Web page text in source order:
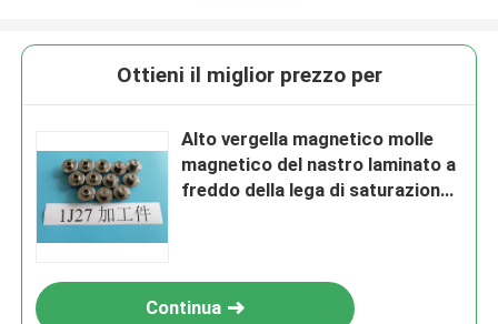
Ottieni il miglior prezzo per
Alto vergella magnetico molle
magnetico del nastro laminato a
freddo della lega di saturazione
Continua